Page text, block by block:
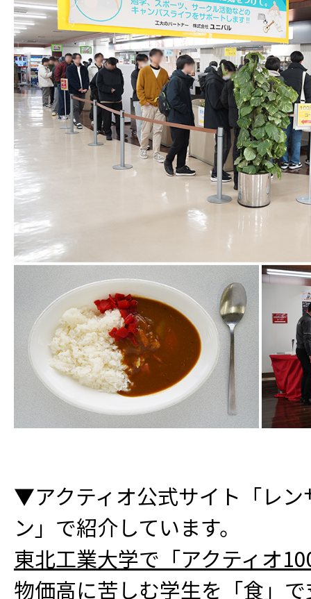
▼アクティオ公式サイト「レン
ン」で紹介しています。
東北工業大学で「アクティオ
物価高に苦しむ学生を「食」